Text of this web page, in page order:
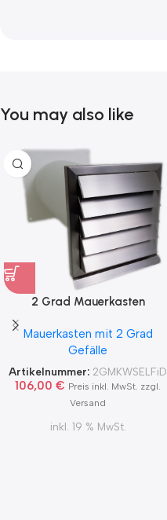
You may also like
2 Grad Mauerkasten
Kondensatablauf auch mit
Blower Door Test und
Zertifikat Ø100, 125, 150
2Grad MKWSELFiD
Mauerkasten mit 2 Grad
Gefälle
Artikelnummer: 2GMKWSELFiD
106,00 € Preis inkl. MwSt. zzgl.
Versand
inkl. 19 % MwSt.